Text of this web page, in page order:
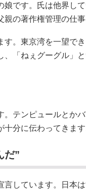
です。氏は他界し
の著作権管理の仕
。東京湾を一望で
「ねぇグーグル」
テンピュールとか
分に伝わってきます
だ”
しています。日本